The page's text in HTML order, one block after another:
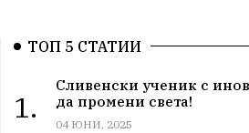
ТОП 5 СТАТИИ
1.
Сливенски ученик с
да промени света!
04 ЮНИ, 2025